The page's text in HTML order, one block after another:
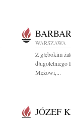
WARSZAWA
Z głębokim
długoletniego
Mężowi,...
JÓZEF